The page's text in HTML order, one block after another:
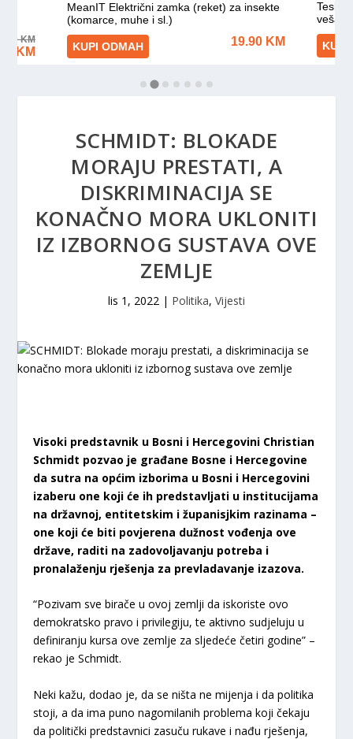
SCHMIDT: BLOKADE
MORAJU PRESTATI, A
DISKRIMINACIJA SE
KONAČNO MORA UKLONITI
IZ IZBORNOG SUSTAVA OVE
ZEMLJE
lis 1, 2022 | Politika, Vijesti
Visoki predstavnik u Bosni i Hercegovini Christian
Schmidt pozvao je građane Bosne i Hercegovine
da sutra na općim izborima u Bosni i Hercegovini
izaberu one koji će ih predstavljati u institucijama
na državnoj, entitetskim i županisjkim razinama –
one koji će biti povjerena dužnost vođenja ove
države, raditi na zadovoljavanju potreba i
pronalaženju rješenja za prevladavanje izazova.
“Pozivam sve birače u ovoj zemlji da iskoriste ovo
demokratsko pravo i privilegiju, te aktivno sudjeluju u
definiranju kursa ove zemlje za sljedeće četiri godine” –
rekao je Schmidt.
Neki kažu, dodao je, da se ništa ne mijenja i da politika
stoji, a da ima puno nagomilanih problema koji čekaju
da politički predstavnici zasuču rukave i nađu rješenja,